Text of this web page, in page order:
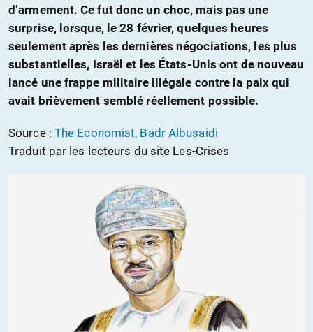
d’armement. Ce fut donc un choc, mais pas une
surprise, lorsque, le 28 février, quelques heures
seulement après les dernières négociations, les plus
substantielles, Israël et les États-Unis ont de nouveau
lancé une frappe militaire illégale contre la paix qui
avait brièvement semblé réellement possible.
Source : The Economist, Badr Albusaidi
Traduit par les lecteurs du site Les-Crises